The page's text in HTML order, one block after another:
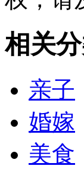
相关
亲子
婚嫁
美食